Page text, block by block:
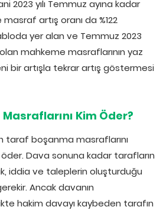
2023 yılı Temmuz ayına kadar
artış oranı da %122
yer alan ve Temmuz 2023
mahkeme masraflarının yaz
bir artışla tekrar artış göstermesi
Kim Öder?
taraf boşanma masraflarını
Dava sonuna kadar tarafların
iddia ve taleplerin oluşturduğu
Ancak davanın
hakim davayı kaybeden tarafın